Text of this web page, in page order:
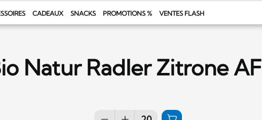
CADEAUX SNACKS PROMOTIONS % VENTES FLASH
Natur Radler Zitrone AF